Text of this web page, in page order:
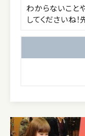
わからないこと
してくださいね